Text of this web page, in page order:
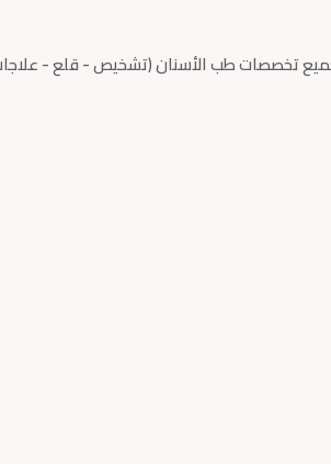
تخصصات طب الأسنان (تشخيص - قلع -